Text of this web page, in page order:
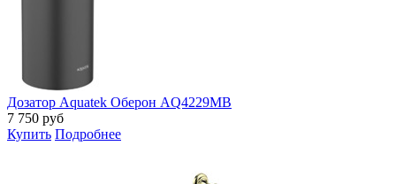
Дозатор Aquatek Оберон AQ4229MB
7 750 руб
Купить Подробнее